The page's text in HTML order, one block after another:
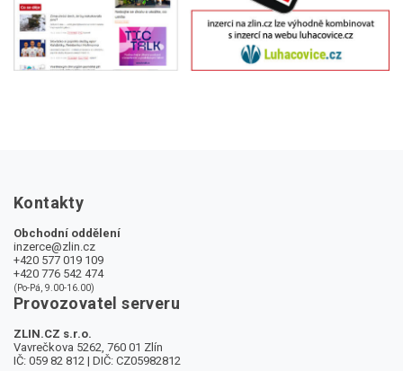
Kontakty
Obchodní oddělení
inzerce@zlin.cz
+420 577 019 109
+420 776 542 474
(Po-Pá, 9.00-16.00)
Provozovatel serveru
ZLIN.CZ s.r.o.
Vavrečkova 5262, 760 01 Zlín
IČ: 059 82 812 | DIČ: CZ05982812